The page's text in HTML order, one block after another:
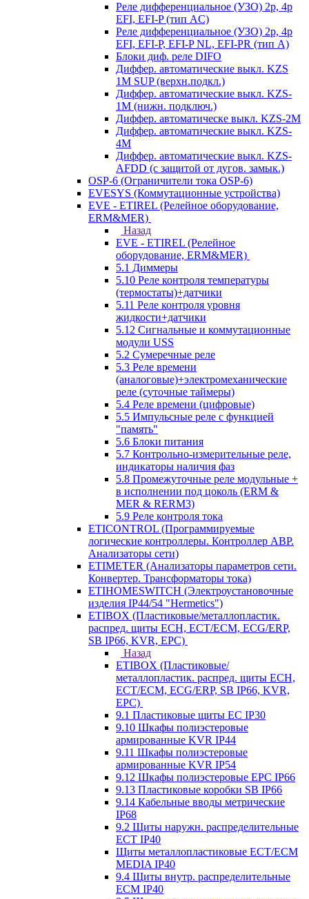
Реле дифференциальное (УЗО) 2р, 4р
EFI, EFI-P (тип AС)
Реле дифференциальное (УЗО) 2р, 4р
EFI, EFI-P, EFI-P NL, EFI-PR (тип A)
Блоки диф. реле DIFO
Диффер. автоматические выкл. KZS
1M SUP (верхн.подкл.)
Диффер. автоматические выкл. KZS-
1M (нижн. подключ.)
Диффер. автоматическе выкл. KZS-2M
Диффер. автоматические выкл. KZS-
4M
Диффер. автоматические выкл. KZS-
AFDD (с защитой от дугов. замык.)
OSP-6 (Ограничители тока OSP-6)
EVESYS (Коммутационные устройства)
EVE - ETIREL (Релейное оборудование,
ERM&MER)
Назад
EVE - ETIREL (Релейное
оборудование, ERM&MER)
5.1 Диммеры
5.10 Реле контроля температуры
(термостаты)+датчики
5.11 Реле контроля уровня
жидкости+датчики
5.12 Сигнальные и коммутационные
модули USS
5.2 Сумеречные реле
5.3 Реле времени
(аналоговые)+электромеханические
реле (суточные таймеры)
5.4 Реле времени (цифровые)
5.5 Импульсные реле с функцией
"память"
5.6 Блоки питания
5.7 Контрольно-измерительные реле,
индикаторы наличия фаз
5.8 Промежуточные реле модульные +
в исполнении под цоколь (ERM &
MER & RERM3)
5.9 Реле контроля тока
ETICONTROL (Программируемые
логические контроллеры. Контроллер АВР.
Анализаторы сети)
ETIMETER (Анализаторы параметров сети.
Конвертер. Трансформаторы тока)
ETIHOMESWITCH (Электроустановочные
изделия IP44/54 "Hermetics")
ETIBOX (Пластиковые/металлопластик.
распред. щиты ECH, ECT/ECM, ECG/ERP,
SB IP66, KVR, EPC)
Назад
ETIBOX (Пластиковые/
металлопластик. распред. щиты ECH,
ECT/ECM, ECG/ERP, SB IP66, KVR,
EPC)
9.1 Пластиковые щиты EC IP30
9.10 Шкафы полиэстеровые
армированные KVR IP44
9.11 Шкафы полиэстеровые
армированные KVR IP54
9.12 Шкафы полиэстеровые EPC IP66
9.13 Пластиковые коробки SB IP66
9.14 Кабельные вводы метрические
IP68
9.2 Щиты наружн. распределительные
ECT IP40
Щиты металлопластиковые ECT/ECM
MEDIA IP40
9.4 Щиты внутр. распределительные
ECМ IP40